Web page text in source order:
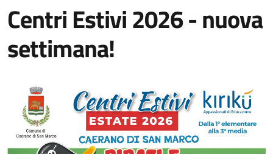
Centri Estivi 2026 - nuova
settimana!